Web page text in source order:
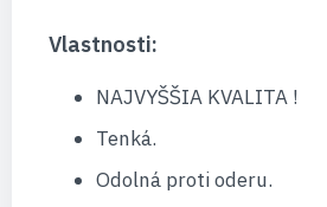
Vlastnosti:
NAJVYŠŠIA KVALITA !
Tenká.
Odolná proti oderu.